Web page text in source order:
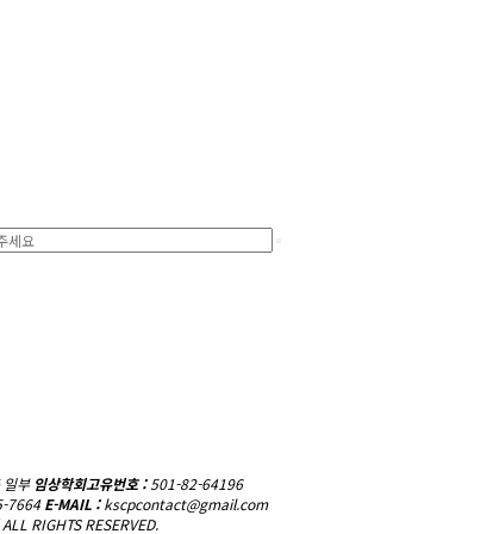
부 임상학회고유번호 :501-82-64196
7664 E-MAIL :kscpcontact@gmail.com
ALL RIGHTS RESERVED.